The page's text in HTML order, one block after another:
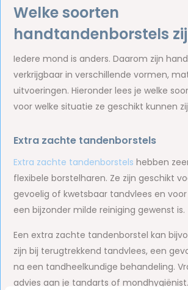
Welke soorten
handtandenborstels
Iedere mond is anders. Daarom zijn
verkrijgbaar in verschillende vormen,
uitvoeringen. Hieronder lees je welke
voor welke situatie ze geschikt kunnen
Extra zachte tandenborstels
Extra zachte tandenborstels hebben
flexibele borstelharen. Ze zijn geschikt
gevoelig of kwetsbaar tandvlees en
een bijzonder milde reiniging gewenst is.
Een extra zachte tandenborstel kan
zijn bij terugtrekkend tandvlees, een
na een tandheelkundige behandeling.
advies aan je tandarts of mondhygiënist.